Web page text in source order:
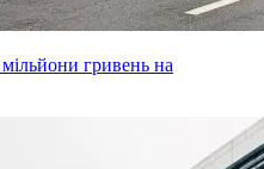
гривень на